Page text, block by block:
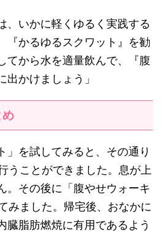
、いかに軽くゆるく実践する
『かるゆるスクワット』を勧
てから水を適量飲んで、『腹
かけましょう」
め
」を試してみると、その通り
うことができました。息が上
。その後に「腹やせウォーキ
みました。帰宅後、おなかに
臓脂肪燃焼に有用であるよう